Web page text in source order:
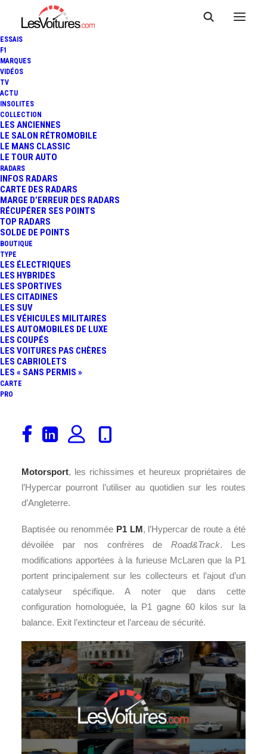
ESSAIS
F1
MARQUES
VIDÉOS
TV
ACTU
INSOLITES
COLLECTION
LES ANCIENNES
LE SALON RÉTROMOBILE
LE MANS CLASSIC
LE TOUR AUTO
RADARS
INFOS RADARS
CARTE DES RADARS
MARGE D’ERREUR DES RADARS
RÉCUPÉRER SES POINTS
TOP RADARS
SOLDE DE POINTS
BOUTIQUE
TYPE
LES ÉLECTRIQUES
LES HYBRIDES
LES SPORTIVES
LES CITADINES
LES SUV
LES VÉHICULES MILITAIRES
LES AUTOMOBILES DE LUXE
LES COUPÉS
LES VOITURES PAS CHÈRES
LES CABRIOLETS
LES « SANS PERMIS »
CARTE
PRO
MCLAREN P1 LM : L'EXTRÊME
VERSION HOMOLOGUÉE
POUR LA ROUTE !
1 Minutes
La plus extrême et puissante des
était jusqu’alors « cantonnée » à évoluer exclusivement
Motorsport, les richissimes et heureux propriétaires de
l’Hypercar pourront l’utiliser au quotidien sur les routes
d’Angleterre.
Baptisée ou renommée P1 LM, l’Hypercar de route a été
dévoilée par nos confrères de Road&Track. Les
modifications apportées à la furieuse McLaren que la P1
portent principalement sur les collecteurs et l’ajout d’un
catalyseur spécifique. A noter que dans cette
configuration homologuée, la P1 gagne 60 kilos sur la
balance. Exit l’extincteur et l’arceau de sécurité.